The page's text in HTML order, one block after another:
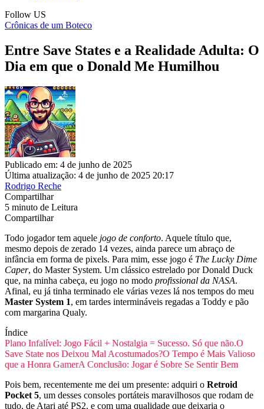
Follow US
Crônicas de um Boteco
Entre Save States e a Realidade Adulta: O
Dia em que o Donald Me Humilhou
Publicado em: 4 de junho de 2025
Última atualização: 4 de junho de 2025 20:17
Rodrigo Reche
Compartilhar
5 minuto de Leitura
Compartilhar
Todo jogador tem aquele jogo de conforto. Aquele título que,
mesmo depois de zerado 14 vezes, ainda parece um abraço de
infância em forma de pixels. Para mim, esse jogo é The Lucky Dime
Caper, do Master System. Um clássico estrelado por Donald Duck
que, na minha cabeça, eu jogo no modo profissional da NASA.
Afinal, eu já tinha terminado ele várias vezes lá nos tempos do meu
Master System 1, em tardes intermináveis regadas a Toddy e pão
com margarina Qualy.
Índice
Plano Infalível: Jogo Fácil + Nostalgia = Sucesso. Só que não.O
Save State nos Deixou Mal Acostumados?O Tempo é Mais Valioso
que a Honra GamerA Conclusão: Jogar é Sobre Se Sentir Bem
Pois bem, recentemente me dei um presente: adquiri o Retroid
Pocket 5, um desses consoles portáteis maravilhosos que rodam de
tudo, de Atari até PS2, e com uma qualidade que deixaria o